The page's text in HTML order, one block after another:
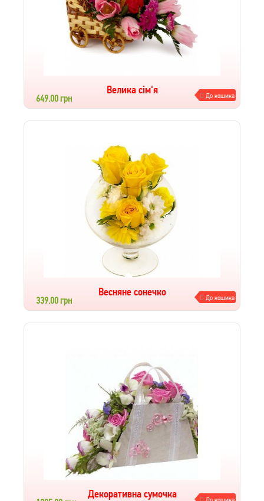
Велика сім'я
649.00 грн До кошика
Весняне сонечко
339.00 грн До кошика
Декоративна сумочка